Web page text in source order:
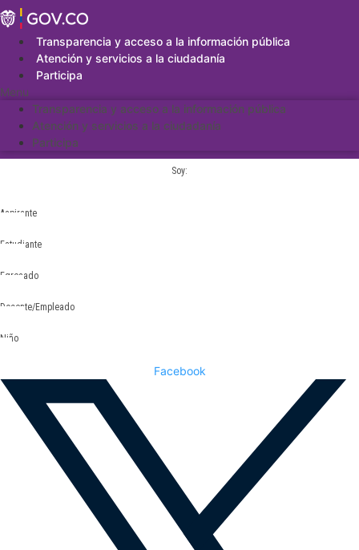
Saltar
al
contenidoTransparencia y acceso a la información pública
Atención y servicios a la ciudadanía
Participa
Menu
Transparencia y acceso a la información pública
Atención y servicios a la ciudadanía
Participa
Soy:
Aspirante
Estudiante
Egresado
Docente/Empleado
Niño
Facebook